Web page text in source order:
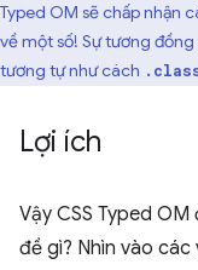
Typed OM sẽ chấp nhận
về một số! Sự tương
tương tự như cách
Lợi ích
Vậy CSS Typed
đề gì? Nhìn vào